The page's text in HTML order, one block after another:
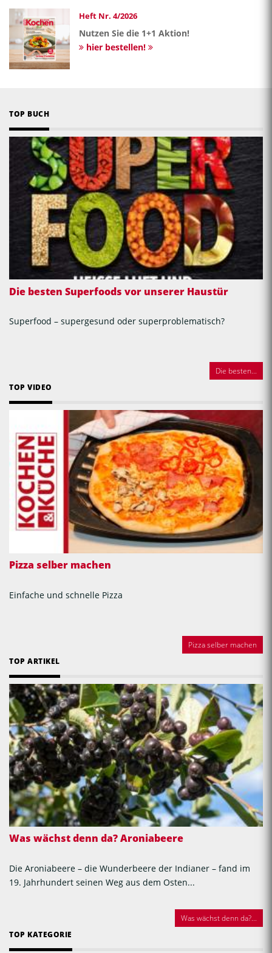
Heft Nr. 4/2026
Nutzen Sie die 1+1 Aktion!
hier bestellen!
TOP BUCH
Die besten Superfoods vor unserer Haustür
Superfood – supergesund oder superproblematisch?
Die besten...
TOP VIDEO
Pizza selber machen
Einfache und schnelle Pizza
Pizza selber machen
TOP ARTIKEL
Was wächst denn da? Aroniabeere
Die Aroniabeere – die Wunderbeere der Indianer – fand im
19. Jahrhundert seinen Weg aus dem Osten...
Was wächst denn da?...
TOP KATEGORIE